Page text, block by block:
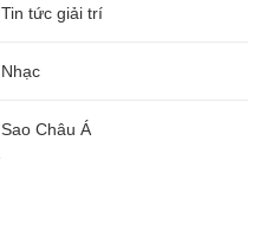
Tin tức giải trí
Nhạc
Sao Châu Á